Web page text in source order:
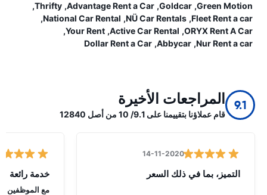
Green Motion
Goldcar
Advantage Rent a Car
Thrifty
Fleet Rent a car
NÜ Car Rentals
National Car Rental
ORYX Rent A Car
Active Car Rental
Your Rent
Nur Rent a car
Abbycar
Dollar Rent a Car
9.1 المراجعات الأخيرة
قام عملاؤنا بتقييمنا على 9.1/ 10 من أصل 12840
14-11-2020
التميز، بما في ذلك السعر خدمة رائعة
مع الموظفين